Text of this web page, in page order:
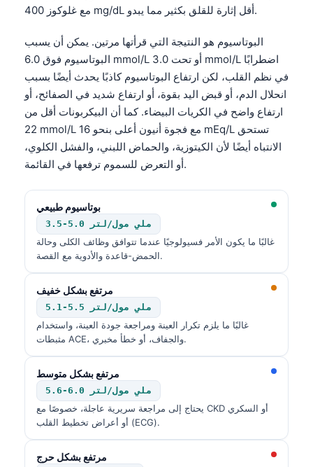
مع غلوكوز 400 mg/dL أقل إثارة للقلق بكثير مما يبدو.
البوتاسيوم هو النتيجة التي قرأتها مرتين. يمكن أن يسبب
البوتاسيوم فوق 6.0 mmol/L أو تحت 3.0 mmol/L اضطرابًا
في نظم القلب، لكن ارتفاع البوتاسيوم كاذبًا يحدث أيضًا بسبب
انحلال الدم، أو قبض اليد بقوة، أو ارتفاع شديد في الصفائح، أو
ارتفاع واضح في الكريات البيضاء. كما أن البيكربونات أقل من
22 mmol/L مع فجوة أنيون أعلى بنحو 16 mEq/L تستحق
الانتباه أيضًا لأن الكيتوزية، والحماض اللبني، والفشل الكلوي،
أو التعرض للسموم ترفعها في القائمة.
بوتاسيوم طبيعي
3.5-5.0 ملي مول/لتر
غالبًا ما يكون الأمر فسيولوجيًا عندما تتوافق وظائف الكلى وحالة
الحمض-قاعدة والأدوية مع القصة.
مرتفع بشكل خفيف
5.1-5.5 ملي مول/لتر
غالبًا ما يلزم تكرار العينة ومراجعة جودة العينة، واستخدام
مثبطات ACE، والجفاف، أو خطأ مخبري.
مرتفع بشكل متوسط
5.6-6.0 ملي مول/لتر
يحتاج إلى مراجعة سريرية عاجلة، خصوصًا مع CKD أو السكري
أو أعراض تخطيط القلب (ECG).
مرتفع بشكل حرج